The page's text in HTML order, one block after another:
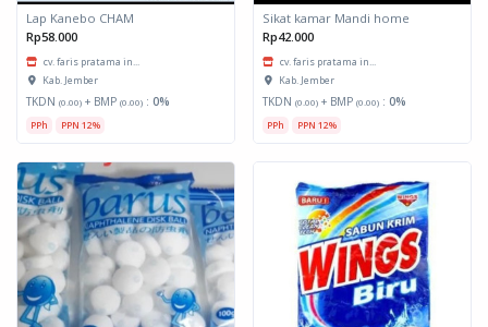
Lap Kanebo CHAM
Rp58.000
cv. faris pratama in...
Kab. Jember
TKDN (0.00) + BMP (0.00) : 0%
PPh PPN 12%
Sikat kamar Mandi home
Rp42.000
cv. faris pratama in...
Kab. Jember
TKDN (0.00) + BMP (0.00) : 0%
PPh PPN 12%